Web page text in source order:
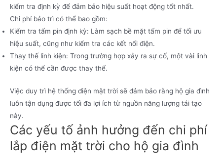
kiểm tra định kỳ để đảm bảo hiệu suất hoạt động tốt nhất.
Chi phí bảo trì có thể bao gồm:
Kiểm tra tấm pin định kỳ: Làm sạch bề mặt tấm pin để tối ưu
hiệu suất, cũng như kiểm tra các kết nối điện.
Thay thế linh kiện: Trong trường hợp xảy ra sự cố, một vài linh
kiện có thể cần được thay thế.
Việc duy trì hệ thống điện mặt trời sẽ đảm bảo rằng hộ gia đình
luôn tận dụng được tối đa lợi ích từ nguồn năng lượng tái tạo
này.
Các yếu tố ảnh hưởng đến chi phí
lắp điện mặt trời cho hộ gia đình